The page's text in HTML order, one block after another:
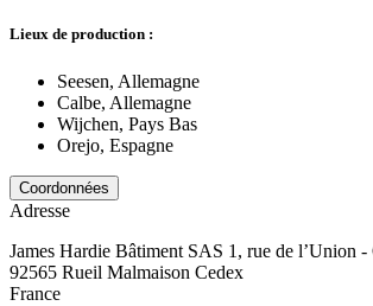
Lieux de production :
Seesen, Allemagne
Calbe, Allemagne
Wijchen, Pays Bas
Orejo, Espagne
Coordonnées
Adresse
James Hardie Bâtiment SAS 1, rue de l’Union -
92565 Rueil Malmaison Cedex
France